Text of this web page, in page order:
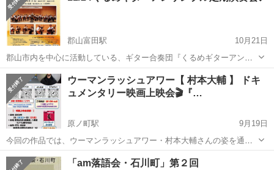
郡山富田駅
10月21日
郡山市内を中心に活動している、ギター合奏団『くるめギターアンサ
ンブル』の定期演奏会を開催します✨ 懐かしい日本古謡や、ジブリメ
ドレーのほか、 指導者の渡辺隆氏によるオリジナル編曲「コルシカ島
の１２の歌」を初演。 西田敏行さ...
福島 郡山市 コンサート/ショー
ギターアンサンブル
ウーマンラッシュアワー【 村本大輔 】 ドキ
ュメンタリー映画上映会🎬『…
原ノ町駅
9月19日
今回の作品では、ウーマンラッシュアワー・村本大輔さんの姿を通し
て、 「言葉」「社会」「表現」について深く問いかけます。 スタンダ
ップコメディの本場・アメリカで挑戦する村本さんの姿を描きなが
福島 南相馬市 原ノ町駅 コンサート/ショー
「am落語会・石川町」第２回